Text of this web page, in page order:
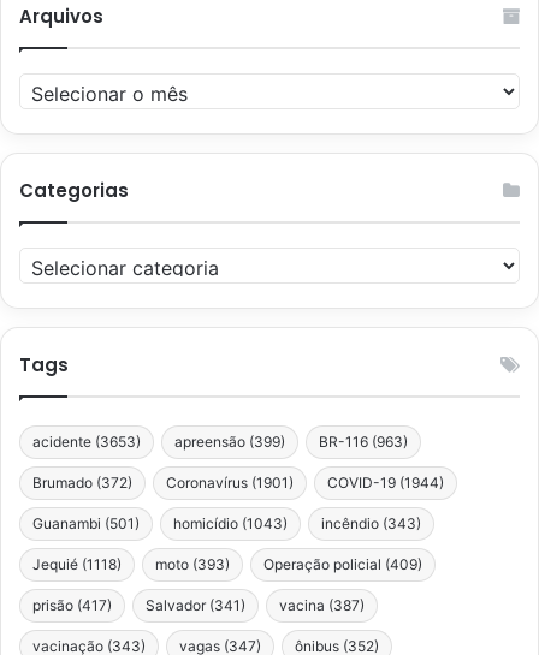
Arquivos
Arquivos
Categorias
Categorias
Tags
acidente (3653) apreensão (399) BR-116 (963)
Brumado (372) Coronavírus (1901) COVID-19 (1944)
Guanambi (501) homicídio (1043) incêndio (343)
Jequié (1118) moto (393) Operação policial (409)
prisão (417) Salvador (341) vacina (387)
vacinação (343) vagas (347) ônibus (352)